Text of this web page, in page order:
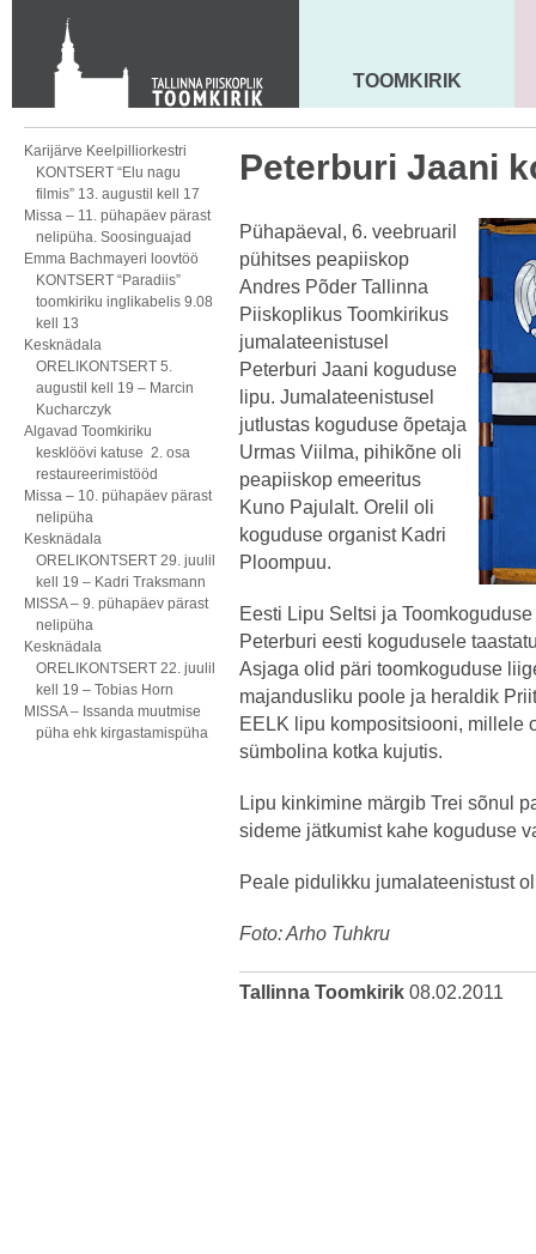
KONTAKT
Toom-Kooli 6, 10130 TALLINN
tallinna.toom@eelk.ee
MAARJA KIRIK
TOOMKIRIK
Karijärve Keelpilliorkestri
KONTSERT “Elu nagu
filmis” 13. augustil kell 17
Missa – 11. pühapäev pärast
nelipüha. Soosinguajad
Emma Bachmayeri loovtöö
KONTSERT “Paradiis”
toomkiriku inglikabelis 9.08
kell 13
Kesknädala
ORELIKONTSERT 5.
augustil kell 19 – Marcin
Kucharczyk
Algavad Toomkiriku
kesklöövi katuse 2. osa
restaureerimistööd
Missa – 10. pühapäev pärast
nelipüha
Kesknädala
ORELIKONTSERT 29. juulil
kell 19 – Kadri Traksmann
MISSA – 9. pühapäev pärast
nelipüha
Kesknädala
ORELIKONTSERT 22. juulil
kell 19 – Tobias Horn
MISSA – Issanda muutmise
püha ehk kirgastamispüha
Peterburi Jaani
Pühapäeval, 6. veebruaril
pühitses peapiiskop
Andres Põder Tallinna
Piiskoplikus Toomkirikus
jumalateenistusel
Peterburi Jaani koguduse
lipu. Jumalateenistusel
jutlustas koguduse õpetaja
Urmas Viilma, pihikõne oli
peapiiskop emeeritus
Kuno Pajulalt. Orelil oli
koguduse organist Kadri
Ploompuu.
Eesti Lipu Seltsi ja
Peterburi eesti kogudusele
Asjaga olid päri toomkoguduse
majandusliku poole ja heraldik
EELK lipu kompositsiooni, millele
sümbolina kotka kujutis.
Lipu kinkimine märgib Trei sõnul
sideme jätkumist kahe koguduse
Peale pidulikku jumalateenistust
Foto: Arho Tuhkru
Tallinna Toomkirik 08.02.2011